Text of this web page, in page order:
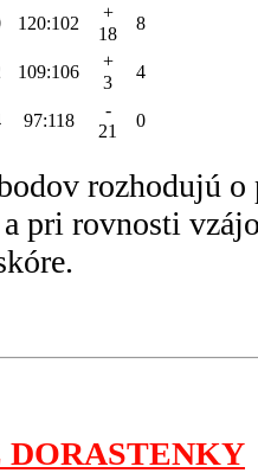
120:102
+
18
8
109:106
+
3
4
97:118
-
21
0
rozhodujú o
pri rovnosti
DORASTENKY